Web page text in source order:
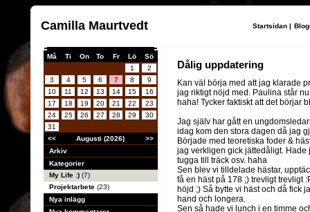
Camilla Maurtvedt Startsidan |
Må Ti On To Fr Lö
Sö
1
2
3
4 5 6 7 8
9
10
11 12 13 14 15
16
17
18 19 20 21 22
23
24
25 26 27 28 29
30
31
<<
Augusti (2026)
>>
Arkiv
Kategorier
My Life :) (7)
Projektarbete (23)
Nya inlägg
Dålig uppdatering
Kan väl börja med att jag klarade
jag riktigt nöjd med. Paulina står
haha! Tycker faktiskt att det börjar
Jag själv har gått en
idag kom den stora dagen då jag
Började med teoretiska foder &
jag verkligen gick jättedåligt. Hade
tugga till träck osv. haha
Sen blev vi tilldelade hästar,
få en häst på 178 ;) trevligt trevligt
höjd ;) Så bytte vi häst och då fick
hand och longera.
Sen så hade vi lunch i en timme